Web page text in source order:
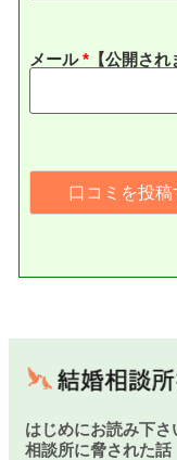
メール* 【公開さ
はじめにお読み下さ
相談所に脅された話